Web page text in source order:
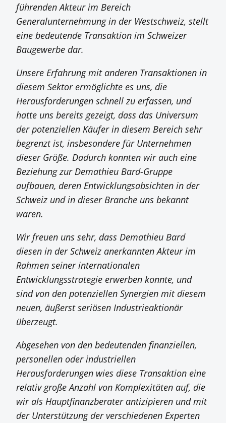
führenden Akteur im Bereich
Generalunternehmung in der Westschweiz, stellt
eine bedeutende Transaktion im Schweizer
Baugewerbe dar.
Unsere Erfahrung mit anderen Transaktionen in
diesem Sektor ermöglichte es uns, die
Herausforderungen schnell zu erfassen, und
hatte uns bereits gezeigt, dass das Universum
der potenziellen Käufer in diesem Bereich sehr
begrenzt ist, insbesondere für Unternehmen
dieser Größe. Dadurch konnten wir auch eine
Beziehung zur Demathieu Bard-Gruppe
aufbauen, deren Entwicklungsabsichten in der
Schweiz und in dieser Branche uns bekannt
waren.
Wir freuen uns sehr, dass Demathieu Bard
diesen in der Schweiz anerkannten Akteur im
Rahmen seiner internationalen
Entwicklungsstrategie erwerben konnte, und
sind von den potenziellen Synergien mit diesem
neuen, äußerst seriösen Industrieaktionär
überzeugt.
Abgesehen von den bedeutenden finanziellen,
personellen oder industriellen
Herausforderungen wies diese Transaktion eine
relativ große Anzahl von Komplexitäten auf, die
wir als Hauptfinanzberater antizipieren und mit
der Unterstützung der verschiedenen Experten